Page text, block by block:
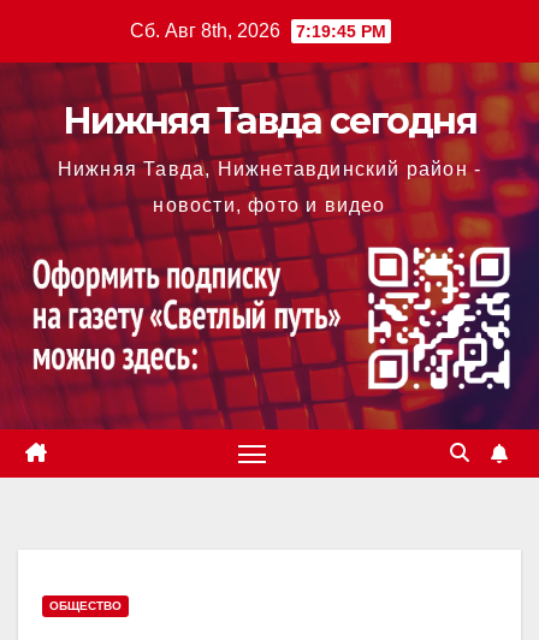
содержимому
Сб. Авг 8th, 2026 7:19:46 PM
Нижняя Тавда сегодня
Нижняя Тавда, Нижнетавдинский район -
новости, фото и видео
ОБЩЕСТВО